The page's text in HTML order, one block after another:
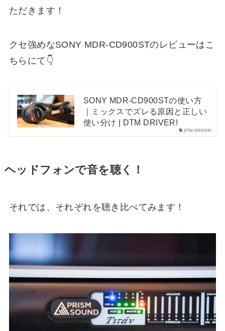
ただきます！
クセ強めなSONY MDR-CD900STのレビューはこ
ちらにて👇
DTM DRIVER!
SONY MDR-CD900STの使い方
｜ミックスでズレる原因と正しい
使い分け | DTM DRIVER!
ヘッドフォンで音を聴く！
それでは、それぞれを聴き比べてみます！